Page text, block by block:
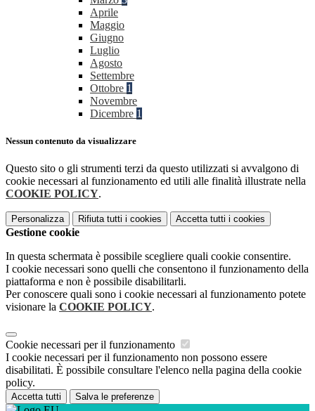
Aprile
Maggio
Giugno
Luglio
Agosto
Settembre
Ottobre 1
Novembre
Dicembre 1
Nessun contenuto da visualizzare
Questo sito o gli strumenti terzi da questo utilizzati si avvalgono di
cookie necessari al funzionamento ed utili alle finalità illustrate nella
COOKIE POLICY.
Personalizza Rifiuta tutti i cookies Accetta tutti i cookies
Gestione cookie
In questa schermata è possibile scegliere quali cookie consentire.
I cookie necessari sono quelli che consentono il funzionamento della
piattaforma e non è possibile disabilitarli.
Per conoscere quali sono i cookie necessari al funzionamento potete
visionare la COOKIE POLICY.
Cookie necessari per il funzionamento
I cookie necessari per il funzionamento non possono essere
disabilitati. È possibile consultare l'elenco nella pagina della cookie
policy.
Accetta tutti Salva le preferenze